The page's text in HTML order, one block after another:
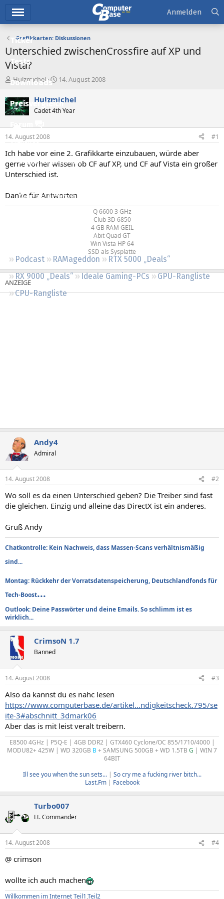
Ticker
Tests
Downloads
Preisvergleich
Forum
Aktuelles
Empfohlene Inhalte
Neue Beiträge
Neueste Aktivitäten
Podcast RAMageddon
RTX 5000 „Deals“
RX 9000 „Deals“
Ideale Gaming-PCs
GPU-Rangliste
CPU-Rangliste
Anmelden
Grafikkarten: Diskussionen
Unterschied zwischenCrossfire auf XP und
Vista?
E
r
s
t
e
e
r
Hulzmichel
E
s
t
e
t
a
m
14. August 2008
Hulzmichel
Cadet 4th Year
14. August 2008 #1
Ich habe vor eine 2. Grafikkarte einzubauen, würde aber
gerne vorher wissen ob CF auf XP, und CF auf Vista ein großer
Unterschied ist.
Danke für Antworten
Q 6600 3 GHz
Club 3D 6850
4 GB RAM GEIL
Abit Quad GT
Win Vista HP 64
SSD als Sysplatte
Andy4
Admiral
14. August 2008 #2
Wo soll es da einen Unterschied geben? Die Treiber sind fast
die gleichen. Einzig und alleine das DirectX ist ein anderes.
Gruß Andy
Chatkontrolle: Kein Nachweis, dass Massen-Scans verhältnismäßig
sind...
Montag: Rückkehr der Vorratsdatenspeicherung, Deutschlandfonds für
Tech-Boost...
Outlook: Deine Passwörter und deine Emails. So schlimm ist es
wirklich...
CrimsoN 1.7
Banned
14. August 2008 #3
Also da kannst du es nahc lesen
https://www.computerbase.de/artikel...ndigkeitscheck.795/se
ite-3#abschnitt_3dmark06
Aber das is mit leist veralt treibern.
E8500 4GHz | P5Q-E | 4GB DDR2 | GTX460 Cyclone/OC 855/1710/4000 |
MODU82+ 425W | WD 320GB B+ SAMSUNG 500GB + WD 1.5TB G | WIN 7
64BIT
Ill see you when the sun sets...| So cry me a fucking river bitch...
Last.Fm| Facebook
Turbo007
Lt. Commander
14. August 2008 #4
@ crimson
wollte ich auch machen
Willkommen im Internet Teil1,Teil2